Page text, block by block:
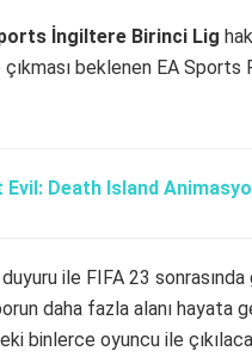
İngiltere Birinci Lig
beklenen EA Sports
Evil: Death Island
ile FIFA 23
daha fazla alanı hayata
binlerce oyuncu ile